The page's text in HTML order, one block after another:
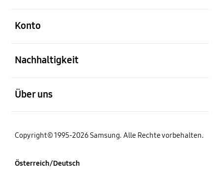
Konto
Nachhaltigkeit
Über uns
Copyright© 1995-2026 Samsung. Alle Rechte vorbehalten.
Österreich/Deutsch